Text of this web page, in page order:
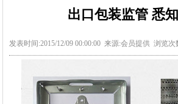
出口包装监管 悉
发表时间:2015/12/09 00:00:00 来源:会员提供 浏览次